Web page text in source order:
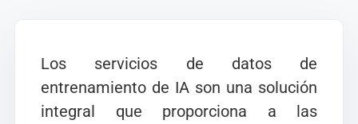
Los servicios de datos de
entrenamiento de IA son una solución
integral que proporciona a las